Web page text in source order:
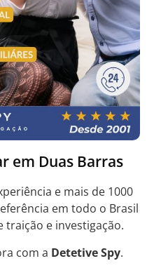
em Duas Barras
e mais de 1000
em todo o Brasil
traição e investigação.
com a Detetive Spy.